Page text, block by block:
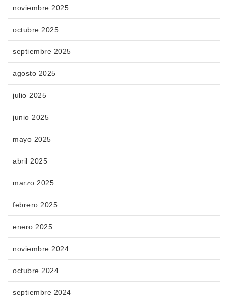
noviembre 2025
octubre 2025
septiembre 2025
agosto 2025
julio 2025
junio 2025
mayo 2025
abril 2025
marzo 2025
febrero 2025
enero 2025
noviembre 2024
octubre 2024
septiembre 2024